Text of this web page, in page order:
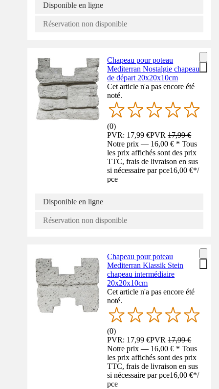
Disponible en ligne
Réservation non disponible
Chapeau pour poteau
Mediterran Nostalgie chapeau
de départ 20x20x10cm
Cet article n'a pas encore été
noté.
(0)
PVR: 17,99 €PVR17,99 €
Notre prix — 16,00 € * Tous
les prix affichés sont des prix
TTC, frais de livraison en sus
si nécessaire par pce16,00 €*/
pce
Disponible en ligne
Réservation non disponible
Chapeau pour poteau
Mediterran Klassik Stein
chapeau intermédiaire
20x20x10cm
Cet article n'a pas encore été
noté.
(0)
PVR: 17,99 €PVR17,99 €
Notre prix — 16,00 € * Tous
les prix affichés sont des prix
TTC, frais de livraison en sus
si nécessaire par pce16,00 €*/
pce